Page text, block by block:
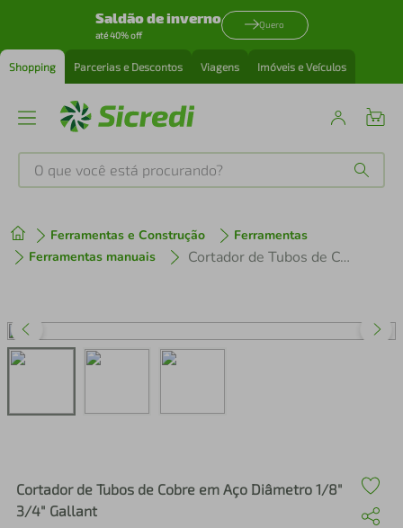
Saldão de inverno
até 40% off
Quero
Shopping Parcerias e Descontos Viagens Imóveis e Veículos
O que você está procurando?
Ferramentas e Construção
Ferramentas
Ferramentas manuais
Cortador de Tubos de Cobre em Aço Diâmetro 1/8" 3/4" Gallant
Cortador de Tubos de Cobre em Aço Diâmetro 1/8"
3/4" Gallant
1º tenis
3º perfume